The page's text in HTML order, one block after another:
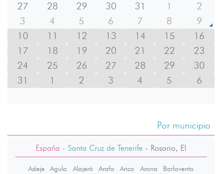
27
28 29 30 31 1
2
3
4 5 6 7 8
9
10
11 12 13 14 15
16
17
18 19 20 21 22
23
24
25 26 27 28 29
30
31
1 2 3 4 5 6
Por municipio
España - Santa Cruz de Tenerife - Rosario, El
Adeje Agulo Alajeró Arafo Arico Arona
Barlovento